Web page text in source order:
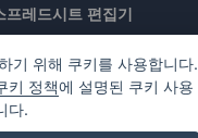
프레드시트 편집기
격 책정
기 위해 쿠키를 사용합니다.
키 정책에 설명된 쿠키 사용
다.